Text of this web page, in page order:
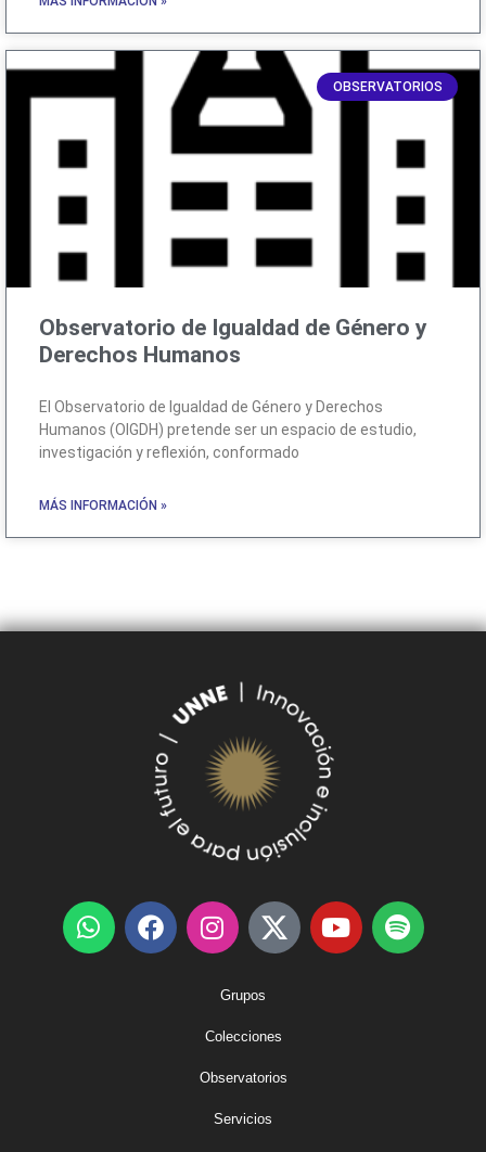
OBSERVATORIOS
Observatorio de Igualdad de Género y
Derechos Humanos
El Observatorio de Igualdad de Género y Derechos
Humanos (OIGDH) pretende ser un espacio de estudio,
investigación y reflexión, conformado
MÁS INFORMACIÓN »
Grupos
Colecciones
Observatorios
Servicios